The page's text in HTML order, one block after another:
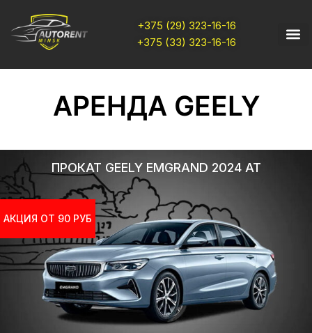
+375 (29) 323-16-16
+375 (33) 323-16-16
АРЕНДА GEELY
ПРОКАТ GEELY EMGRAND 2024 AT
АКЦИЯ ОТ 90 РУБ